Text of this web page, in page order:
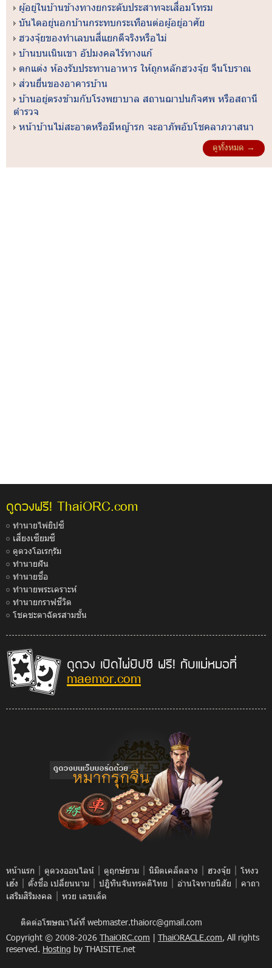
ผู้อยู่ในบ้านข้างทางยกระดับประสาทจะเสื่อมโทรม
บันไดอยู่นอกบ้านกระทบกระเทือนต่อผู้อยู่อาศัย
ฮวงจุ้ยของทำเลบนสี่แยกดีจริงหรือไม่
บ้านบนเนินเขา อัปมงคลไร้ทางแก้
ตกแต่ง ห้องรับประทานอาหาร ให้ถูกหลักฮวงจุ้ย จีนโบราณ
ส่วนยื่นของอาคารบ้าน
บ้านอยู่ตรงข้ามกับโรงพยาบาล สถานฌาปนกิจศพ หรือสถานี
ตำรวจ
หน้าบ้านไม่สะอาดหรือมีหญ้ารก จะอาภัพอับโชคลาภวาสนา
ดูทั้งหมด →
ดูดวงฟรี! ThaiORC.com
ทำนายไพ่ยิปซี
เสี่ยงเซียมซี
ดูดวงโอเรกุรัม
ทำนายฝัน
ทำนายชื่อ
ทำนายพระเคราะห์
ทำนายกราฟชีวิต
โชคชะตาฉัตรสามชั้น
ดูดวง เปิดไพ่ยิปซี ฟรี! กับแม่หมอที่
maemor.com
หน้าแรก | ดูดวงออนไลน์ | ดูฤกษ์ยาม | นิมิตเคล็ดลาง | ฮวงจุ้ย | โหงว
เฮ้ง | ตั้งชื่อ เปลี่ยนนาม | ปฎิทินจันทรคติไทย | อ่านใจทายนิสัย | คาถา
เสริมสิริมงคล | หวย เลขเด็ด
ติดต่อโฆษณาได้ที่ webmaster.thaiorc@gmail.com
Copyright © 2008-2026 ThaiORC.com | ThaiORACLE.com, All rights
reserved. Hosting by THAISITE.net